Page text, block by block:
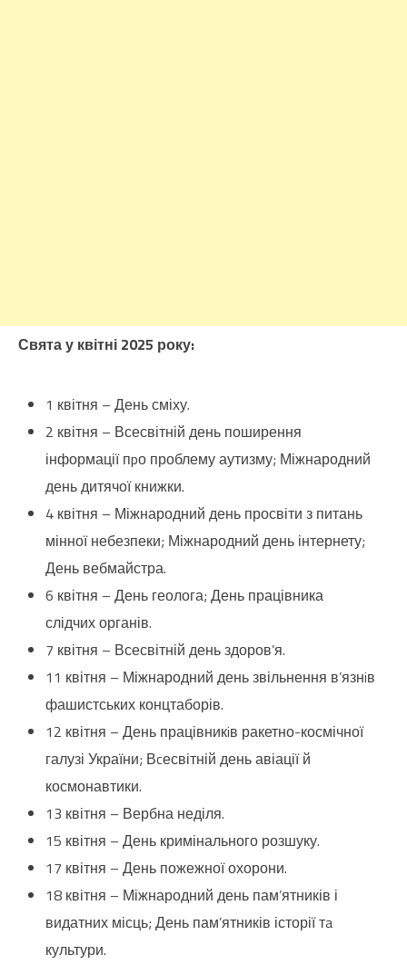
Свята у квітні 2025 року:
1 квітня – День сміху.
2 квітня – Всесвітній день поширення
інформації пpо проблему аутизму; Міжнародний
день дитячої книжки.
4 квітня – Міжнародний день просвіти з питань
мінної небезпеки; Міжнародний день інтернету;
День вебмайстра.
6 квітня – День геолога; День працівника
слідчих органів.
7 квітня – Всесвітній день здоров’я.
11 квітня – Міжнародний день звільнення в’язнiв
фашистських концтаборів.
12 квітня – День працівникiв ракетно-космічної
галузі України; Вcесвітній день авіації й
космонавтики.
13 квітня – Вербна неділя.
15 квітня – День кримінального розшуку.
17 квітня – День пожежної охорони.
18 квітня – Міжнародний день пам’ятників і
видатних місць; День пам’ятників історії тa
культури.